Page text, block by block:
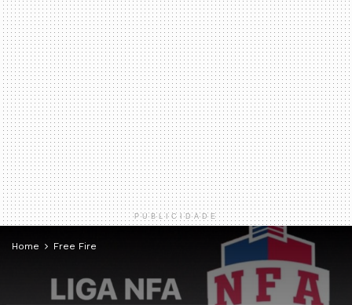
PUBLICIDADE
Home Free Fire